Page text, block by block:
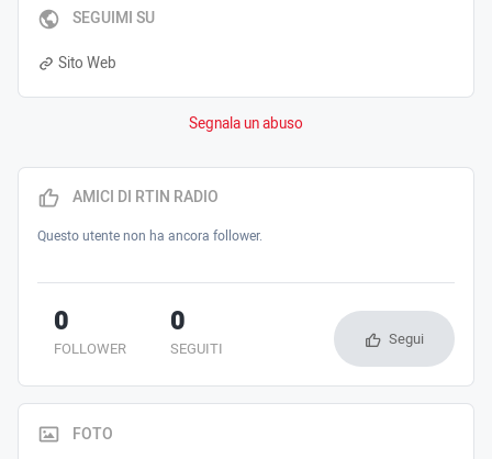
SEGUIMI SU
Sito Web
Segnala un abuso
AMICI DI RTIN RADIO
Questo utente non ha ancora follower.
FOLLOWER
0
SEGUITI
0 Segui
FOTO